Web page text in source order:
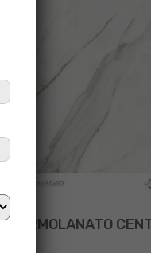
MARMOLANATO